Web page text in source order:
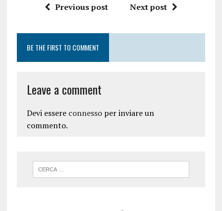
Previous post Next post
BE THE FIRST TO COMMENT
Leave a comment
Devi essere connessoper inviare un
commento.